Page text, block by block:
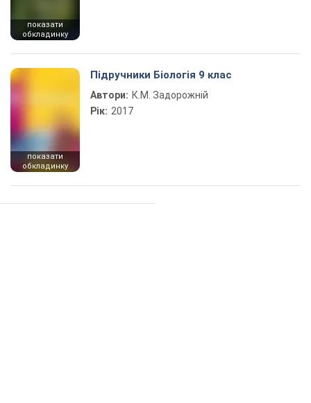
показати
обкладинку
показати
обкладинку
Підручники Біологія 9 клас
Автори: К.М. Задорожній
Рік: 2017